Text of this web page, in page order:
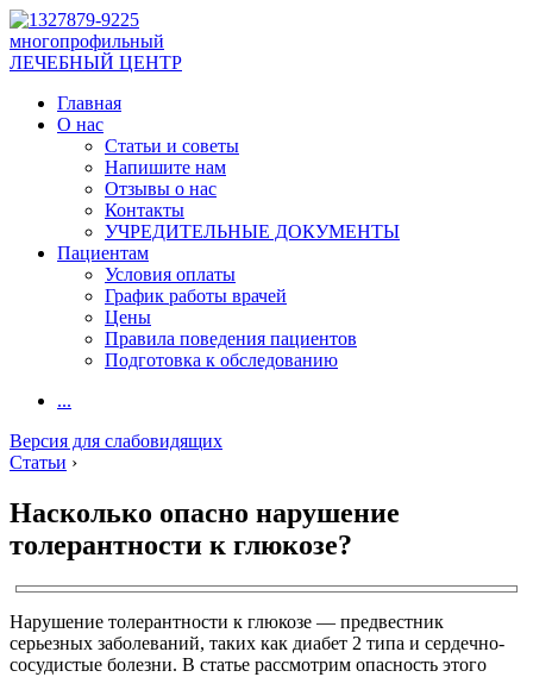
многопрофильный
ЛЕЧЕБНЫЙ ЦЕНТР
Главная
О нас
Статьи и советы
Напишите нам
Отзывы о нас
Контакты
УЧРЕДИТЕЛЬНЫЕ ДОКУМЕНТЫ
Пациентам
Условия оплаты
График работы врачей
Цены
Правила поведения пациентов
Подготовка к обследованию
...
Версия для слабовидящих
Статьи ›
Насколько опасно нарушение
толерантности к глюкозе?
Нарушение толерантности к глюкозе — предвестник
серьезных заболеваний, таких как диабет 2 типа и сердечно-
сосудистые болезни. В статье рассмотрим опасность этого